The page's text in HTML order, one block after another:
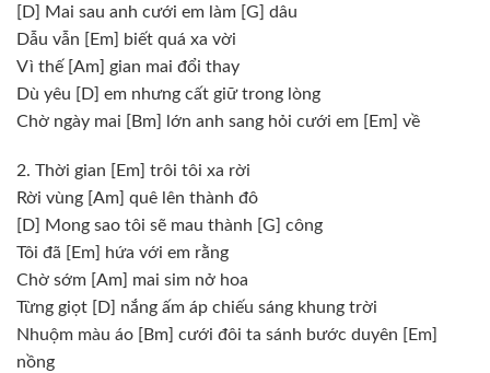
[D] Mai sau anh cưới em làm [G] dâu
Dẫu vẫn [Em] biết quá xa vời
Vì thế [Am] gian mai đổi thay
Dù yêu [D] em nhưng cất giữ trong lòng
Chờ ngày mai [Bm] lớn anh sang hỏi cưới em [Em] về
2. Thời gian [Em] trôi tôi xa rời
Rời vùng [Am] quê lên thành đô
[D] Mong sao tôi sẽ mau thành [G] công
Tôi đã [Em] hứa với em rằng
Chờ sớm [Am] mai sim nở hoa
Từng giọt [D] nắng ấm áp chiếu sáng khung trời
Nhuộm màu áo [Bm] cưới đôi ta sánh bước duyên [Em]
nồng